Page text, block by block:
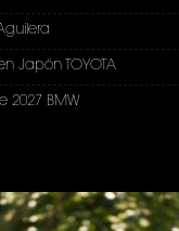
Japón TOYOTA
2027 BMW